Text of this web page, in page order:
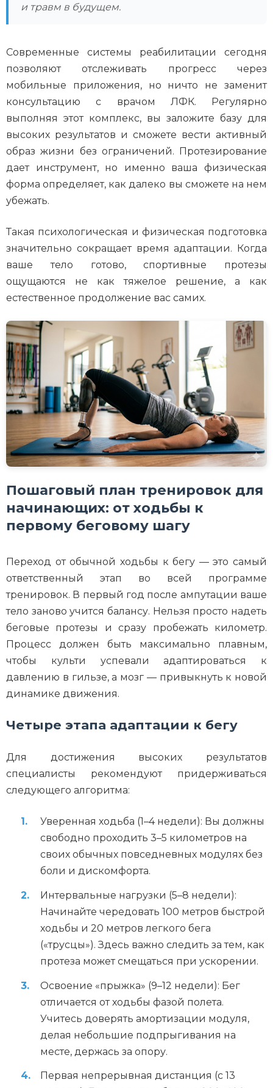
и травм в будущем.
Современные системы реабилитации сегодня
позволяют отслеживать прогресс через
мобильные приложения, но ничто не заменит
консультацию с врачом ЛФК. Регулярно
выполняя этот комплекс, вы заложите базу для
высоких результатов и сможете вести активный
образ жизни без ограничений. Протезирование
дает инструмент, но именно ваша физическая
форма определяет, как далеко вы сможете на нем
убежать.
Такая психологическая и физическая подготовка
значительно сокращает время адаптации. Когда
ваше тело готово, спортивные протезы
ощущаются не как тяжелое решение, а как
естественное продолжение вас самих.
Пошаговый план тренировок для
начинающих: от ходьбы к
первому беговому шагу
Переход от обычной ходьбы к бегу — это самый
ответственный этап во всей программе
тренировок. В первый год после ампутации ваше
тело заново учится балансу. Нельзя просто надеть
беговые протезы и сразу пробежать километр.
Процесс должен быть максимально плавным,
чтобы культи успевали адаптироваться к
давлению в гильзе, а мозг — привыкнуть к новой
динамике движения.
Четыре этапа адаптации к бегу
Для достижения высоких результатов
специалисты рекомендуют придерживаться
следующего алгоритма:
Уверенная ходьба (1–4 недели): Вы должны
свободно проходить 3–5 километров на
своих обычных повседневных модулях без
боли и дискомфорта.
Интервальные нагрузки (5–8 недели):
Начинайте чередовать 100 метров быстрой
ходьбы и 20 метров легкого бега
(«трусцы»). Здесь важно следить за тем, как
протеза может смещаться при ускорении.
Освоение «прыжка» (9–12 недели): Бег
отличается от ходьбы фазой полета.
Учитесь доверять амортизации модуля,
делая небольшие подпрыгивания на
месте, держась за опору.
Первая непрерывная дистанция (с 13